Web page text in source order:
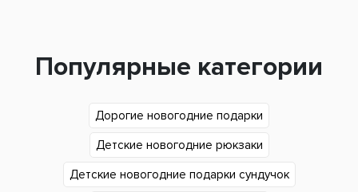
Популярные категории
Дорогие новогодние подарки
Детские новогодние рюкзаки
Детские новогодние подарки сундучок